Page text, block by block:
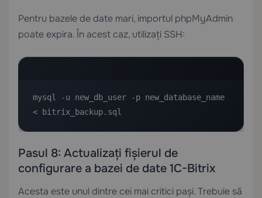
Pentru bazele de date mari, importul phpMyAdmin
poate expira. În acest caz, utilizați SSH:
mysql -u new_db_user -p new_database_name
< bitrix_backup.sql
Pasul 8: Actualizați fișierul de
configurare a bazei de date 1C-Bitrix
Acesta este unul dintre cei mai critici pași. Trebuie să